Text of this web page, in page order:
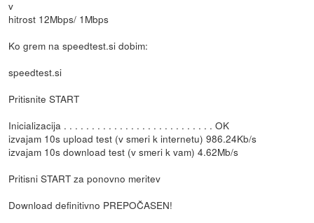
v
hitrost 12Mbps/ 1Mbps
Ko grem na speedtest.si dobim:
speedtest.si
Pritisnite START
Inicializacija . . . . . . . . . . . . . . . . . . . . . . . . . . . OK
izvajam 10s upload test (v smeri k internetu) 986.24Kb/s
izvajam 10s download test (v smeri k vam) 4.62Mb/s
Pritisni START za ponovno meritev
Download definitivno PREPOČASEN!